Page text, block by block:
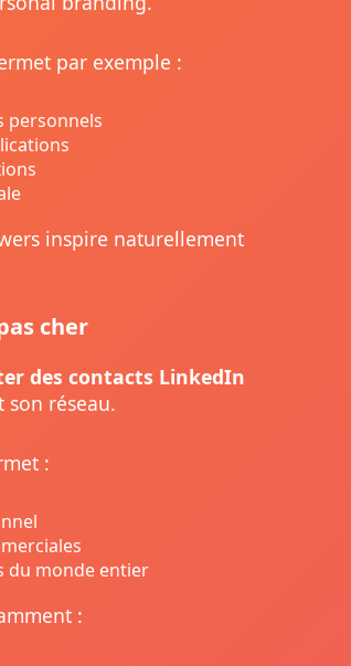
par exemple :
personnels
inspire naturellement
cher
des contacts LinkedIn
réseau.
:
du monde entier
: